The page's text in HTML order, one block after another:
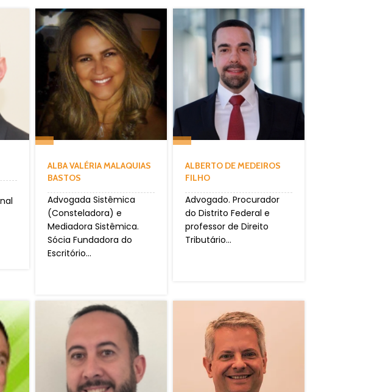
ALBA VALÉRIA MALAQUIAS
BASTOS
Advogada Sistêmica
(Consteladora) e
Mediadora Sistêmica.
Sócia Fundadora do
Escritório...
ALBERTO DE MEDEIROS
FILHO
Advogado. Procurador
do Distrito Federal e
professor de Direito
Tributário...